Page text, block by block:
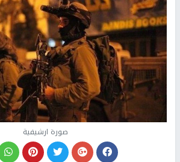
صورة ارشيفية